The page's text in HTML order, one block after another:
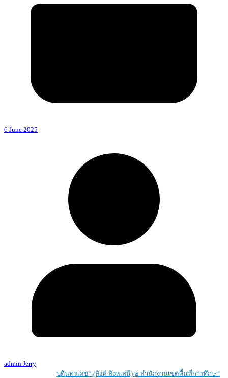
6 June 2025
admin Jerry
บดินทรเดชา (สิงห์ สิงหเสนี) ๒ สํานักงานเขตพื้นที่การศึกษา